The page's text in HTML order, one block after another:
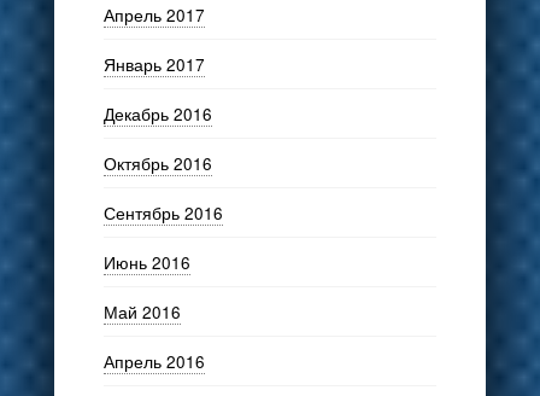
Апрель 2017
Январь 2017
Декабрь 2016
Октябрь 2016
Сентябрь 2016
Июнь 2016
Май 2016
Апрель 2016